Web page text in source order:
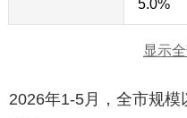
5.0%
显示
2026年1-5月，全市规